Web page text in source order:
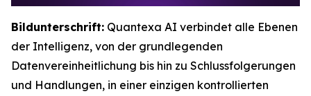
Bildunterschrift: Quantexa AI verbindet alle Ebenen
der Intelligenz, von der grundlegenden
Datenvereinheitlichung bis hin zu Schlussfolgerungen
und Handlungen, in einer einzigen kontrollierten